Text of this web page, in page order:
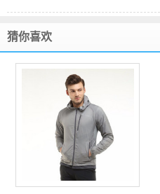
猜你喜欢